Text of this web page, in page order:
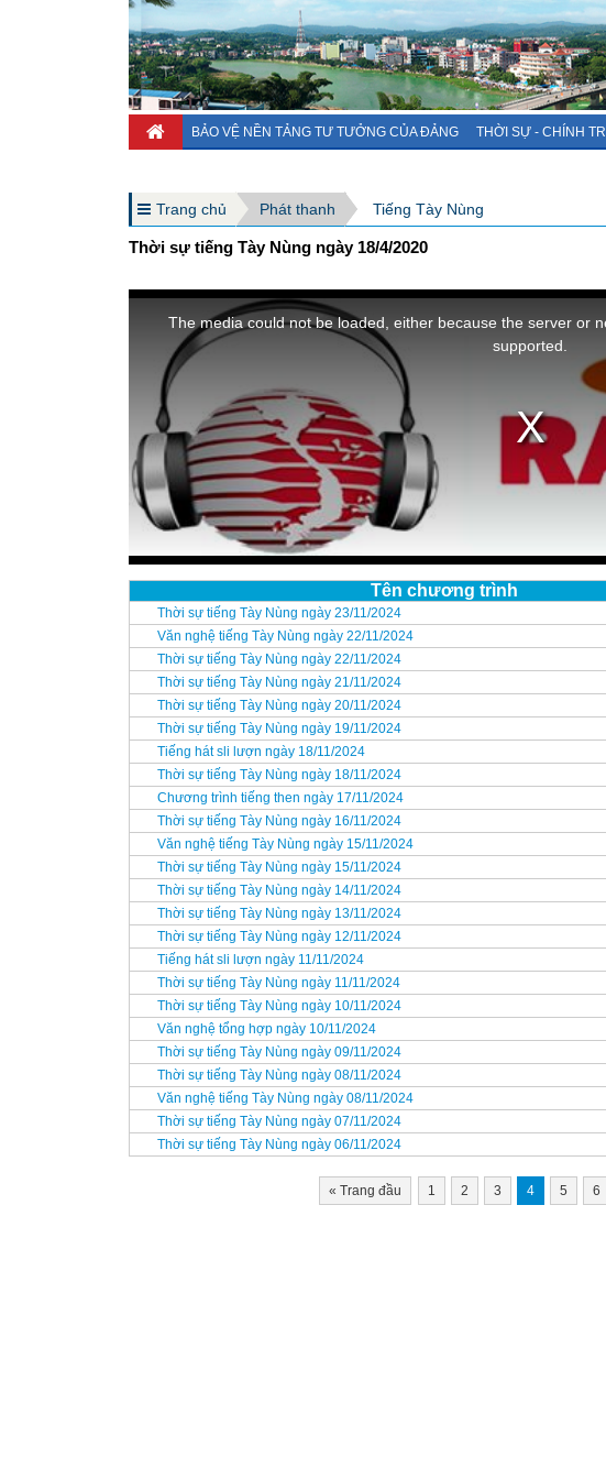
BẢO VỆ NỀN TẢNG TƯ TƯỞNG CỦA ĐẢNG THỜI SỰ - CHÍNH TRỊ
Trang chủ Phát thanh Tiếng Tày Nùng
Thời sự tiếng Tày Nùng ngày 18/4/2020
Tên chương trình
Thời sự tiếng Tày Nùng ngày 23/11/2024
Văn nghệ tiếng Tày Nùng ngày 22/11/2024
Thời sự tiếng Tày Nùng ngày 22/11/2024
Thời sự tiếng Tày Nùng ngày 21/11/2024
Thời sự tiếng Tày Nùng ngày 20/11/2024
Thời sự tiếng Tày Nùng ngày 19/11/2024
Tiếng hát sli lượn ngày 18/11/2024
Thời sự tiếng Tày Nùng ngày 18/11/2024
Chương trình tiếng then ngày 17/11/2024
Thời sự tiếng Tày Nùng ngày 16/11/2024
Văn nghệ tiếng Tày Nùng ngày 15/11/2024
Thời sự tiếng Tày Nùng ngày 15/11/2024
Thời sự tiếng Tày Nùng ngày 14/11/2024
Thời sự tiếng Tày Nùng ngày 13/11/2024
Thời sự tiếng Tày Nùng ngày 12/11/2024
Tiếng hát sli lượn ngày 11/11/2024
Thời sự tiếng Tày Nùng ngày 11/11/2024
Thời sự tiếng Tày Nùng ngày 10/11/2024
Văn nghệ tổng hợp ngày 10/11/2024
Thời sự tiếng Tày Nùng ngày 09/11/2024
Thời sự tiếng Tày Nùng ngày 08/11/2024
Văn nghệ tiếng Tày Nùng ngày 08/11/2024
Thời sự tiếng Tày Nùng ngày 07/11/2024
Thời sự tiếng Tày Nùng ngày 06/11/2024
« Trang đầu 1 2 3 4 5 6